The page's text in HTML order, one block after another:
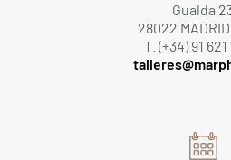
Gualda
28022
T. (+34) 91